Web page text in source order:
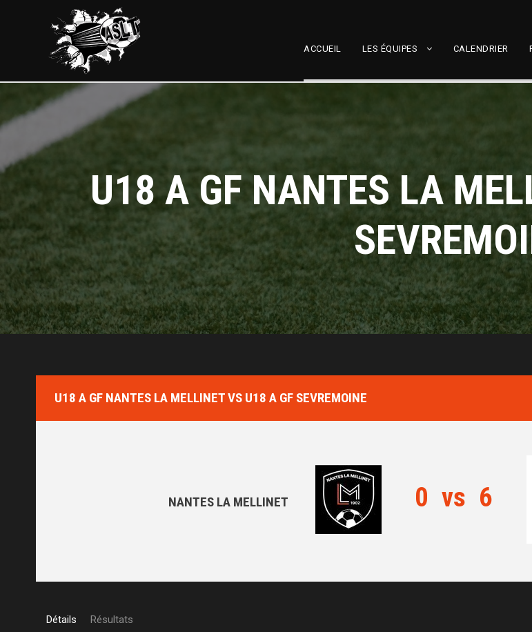
ACCUEIL LES ÉQUIPES CALENDRIER
U18 A GF NANTES LA
U18 A GF NANTES LA MELLINET VS U18 A GF SEVREMOINE
NANTES LA MELLINET 0 vs 6
Détails Résultats